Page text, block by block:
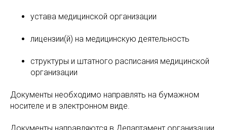
устава медицинской организации
лицензии(й) на медицинскую деятельность
структуры и штатного расписания медицинской
организации
Документы необходимо направлять на бумажном
носителе и в электронном виде.